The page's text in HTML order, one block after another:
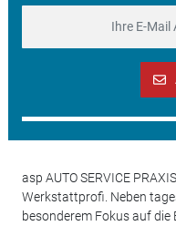
asp AUTO SERVICE
Werkstattprofi. Neben
besonderem Fokus auf